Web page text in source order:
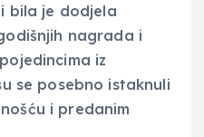
bila je dodjela
nagrada i
iz
se posebno istaknuli
i predanim